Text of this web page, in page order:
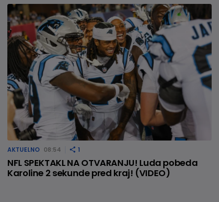
AKTUELNO 08:54 1
NFL SPEKTAKL NA OTVARANJU! Luda pobeda
Karoline 2 sekunde pred kraj! (VIDEO)